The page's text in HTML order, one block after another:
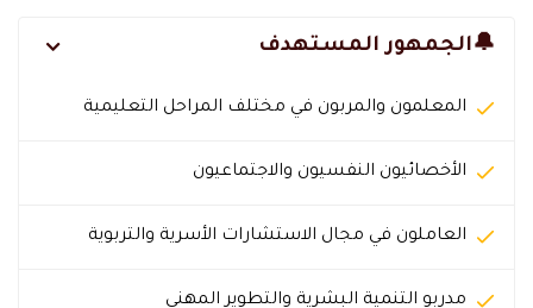
🔔الجمهور المستهدف
المعلمون والمربون في مختلف المراحل التعليمية
الأخصائيون النفسيون والاجتماعيون
العاملون في مجال الاستشارات الأسرية والتربوية
مدربو التنمية البشرية والتطوير المهني